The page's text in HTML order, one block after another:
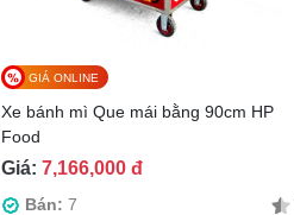
GIÁ ONLINE
Xe bánh mì Que mái bằng 90cm HP
Food
Giá: 7,166,000 đ
Bán: 7